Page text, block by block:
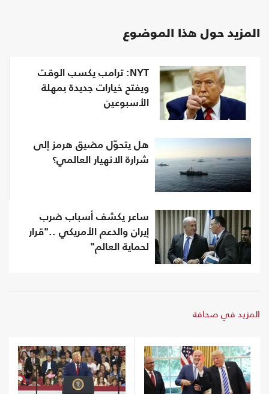
المزيد حول هذا الموضوع
NYT: ترامب يكسب الوقت
ويفتح خيارات جديدة بمهلة
الأسبوعين
هل يتحوّل مضيق هرمز إلى
شرارة الانهيار العالمي؟
ساعر يكشف أسباب ضرب
إيران والدعم الأمريكي .."قرار
لحماية العالم"
المزيد في صحافة